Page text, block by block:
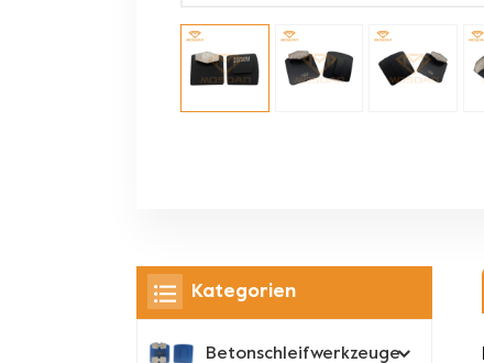
Kategorien
Betonschleifwerkzeuge